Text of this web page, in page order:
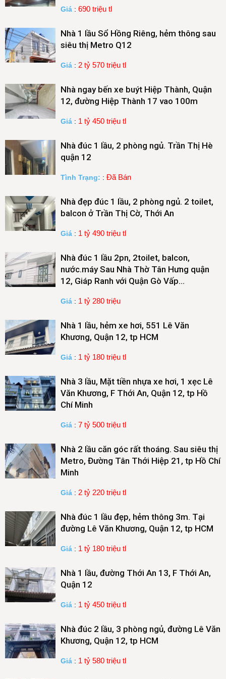
Giá : 690 triệu tl
Nhà 1 lầu Sổ Hồng Riêng, hẻm thông sau
siêu thị Metro Q12
Giá : 2 tỷ 570 triệu tl
Nhà ngay bến xe buýt Hiệp Thành, Quận
12, đường Hiệp Thành 17 vao 100m
Giá : 1 tỷ 450 triệu tl
Nhà đúc 1 lầu, 2 phòng ngủ. Trần Thị Hè
quận 12
Tình Trạng: : Đã Bán
Nhà đẹp đúc 1 lầu, 2 phòng ngủ. 2 toilet,
balcon ở Trần Thị Cờ, Thới An
Giá : 1 tỷ 490 triệu tl
Nhà đúc 1 lầu 2pn, 2toilet, balcon,
nước.máy Sau Nhà Thờ Tân Hưng quận
12, Giáp Ranh với Quận Gò Vấp…
Giá : 1 tỷ 280 triệu
Nhà 1 lầu, hẻm xe hơi, 551 Lê Văn
Khương, Quận 12, tp HCM
Giá : 1 tỷ 180 triệu tl
Nhà 3 lầu, Mặt tiền nhựa xe hơi, 1 xẹc Lê
Văn Khương, F Thới An, Quận 12, tp Hồ
Chí Minh
Giá : 7 tỷ 500 triệu tl
Nhà 2 lầu căn góc rất thoáng. Sau siêu thị
Metro, Đường Tân Thới Hiệp 21, tp Hồ Chí
Minh
Giá : 2 tỷ 220 triệu tl
Nhà đúc 1 lầu đẹp, hẻm thông 3m. Tại
đường Lê Văn Khương, Quận 12, tp HCM
Giá : 1 tỷ 180 triệu tl
Nhà 1 lầu, đường Thới An 13, F Thới An,
Quận 12
Giá : 1 tỷ 450 triệu tl
Nhà đúc 2 lầu, 3 phòng ngủ, đường Lê Văn
Khương, Quận 12, tp HCM
Giá : 1 tỷ 580 triệu tl